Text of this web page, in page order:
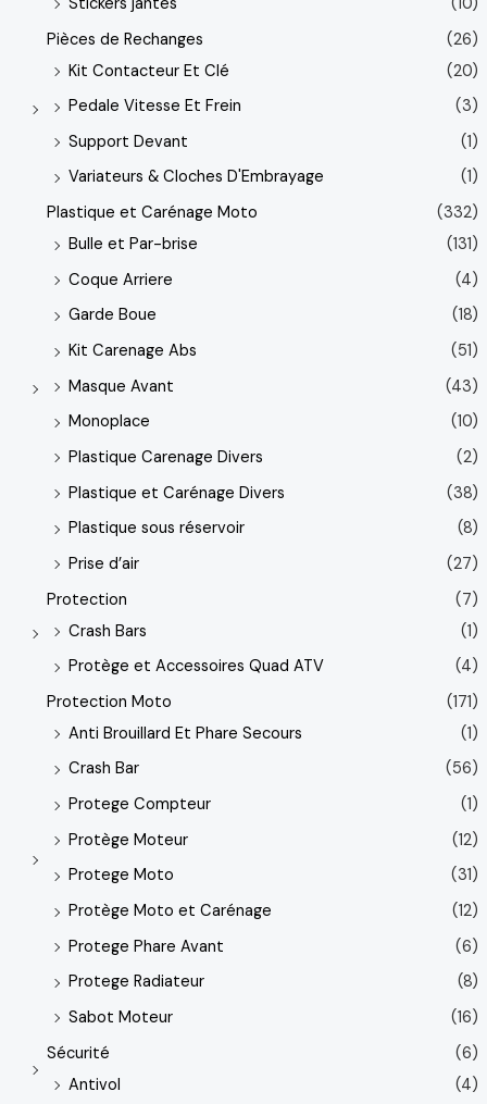
Pièces de Rechanges
(26)
Kit Contacteur Et Clé
(20)
Pedale Vitesse Et Frein
(3)
Support Devant
(1)
Variateurs & Cloches D'Embrayage
(1)
Plastique et Carénage Moto
(332)
Bulle et Par-brise
(131)
Coque Arriere
(4)
Garde Boue
(18)
Kit Carenage Abs
(51)
Masque Avant
(43)
Monoplace
(10)
Plastique Carenage Divers
(2)
Plastique et Carénage Divers
(38)
Plastique sous réservoir
(8)
Prise d’air
(27)
Protection
(7)
Crash Bars
(1)
Protège et Accessoires Quad ATV
(4)
Protection Moto
(171)
Anti Brouillard Et Phare Secours
(1)
Crash Bar
(56)
Protege Compteur
(1)
Protège Moteur
(12)
Protege Moto
(31)
Protège Moto et Carénage
(12)
Protege Phare Avant
(6)
Protege Radiateur
(8)
Sabot Moteur
(16)
Sécurité
(6)
Antivol
(4)